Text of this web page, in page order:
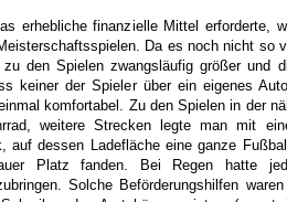
erhebliche finanzielle Mittel erforderte,
Da es noch nicht so
den Spielen zwangsläufig größer und
keiner der Spieler über ein eigenes
komfortabel. Zu den Spielen in der
weitere Strecken legte man mit
auf dessen Ladefläche eine ganze
Platz fanden. Bei Regen hatte
Solche Beförderungshilfen